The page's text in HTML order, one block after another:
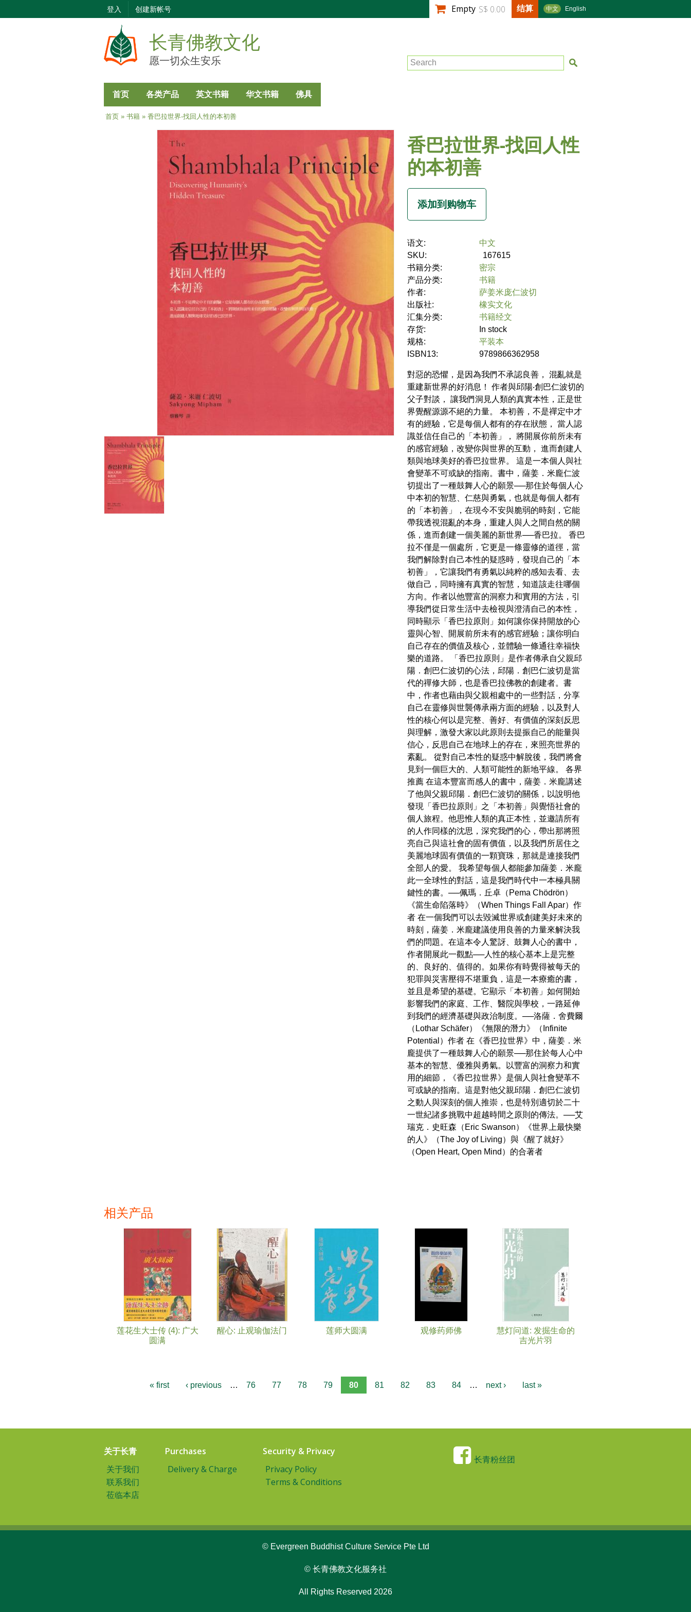
转
登入 创建新帐号 中文 English
Empty S$ 0.00 结算
长青佛教文化
愿一切众生安乐 Search
首页 各类产品 英文书籍 华文书籍 佛具
当前位置
首页» 书籍» 香巴拉世界-找回人性的本初善
香巴拉世界-找回人性
的本初善
语文:
中文
SKU:
167615
书籍分类:
密宗
产品分类:
书籍
作者:
萨姜米庞仁波切
出版社:
橡实文化
汇集分类:
书籍经文
存货:
In stock
规格:
平装本
ISBN13:
9789866362958
對惡的恐懼，是因為我們不承認良善， 混亂就是
重建新世界的好消息！ 作者與邱陽‧創巴仁波切的
父子對談， 讓我們洞見人類的真實本性，正是世
界覺醒源源不絕的力量。 本初善，不是禪定中才
有的經驗，它是每個人都有的存在狀態， 當人認
識並信任自己的「本初善」， 將開展你前所未有
的感官經驗，改變你與世界的互動， 進而創建人
類與地球美好的香巴拉世界。 這是一本個人與社
會變革不可或缺的指南。書中，薩姜．米龐仁波
切提出了一種鼓舞人心的願景──那住於每個人心
中本初的智慧、仁慈與勇氣，也就是每個人都有
的「本初善」，在現今不安與脆弱的時刻，它能
帶我透視混亂的本身，重建人與人之間自然的關
係，進而創建一個美麗的新世界──香巴拉。 香巴
拉不僅是一個處所，它更是一條靈修的道徑，當
我們解除對自己本性的疑惑時，發現自己的「本
初善」，它讓我們有勇氣以純粹的感知去看、去
做自己，同時擁有真實的智慧，知道該走往哪個
方向。作者以他豐富的洞察力和實用的方法，引
導我們從日常生活中去檢視與澄清自己的本性，
同時顯示「香巴拉原則」如何讓你保持開放的心
靈與心智、開展前所未有的感官經驗；讓你明白
自己存在的價值及核心，並體驗一條通往幸福快
樂的道路。 「香巴拉原則」是作者傳承自父親邱
陽．創巴仁波切的心法，邱陽．創巴仁波切是當
代的禪修大師，也是香巴拉佛教的創建者。書
中，作者也藉由與父親相處中的一些對話，分享
自己在靈修與世襲傳承兩方面的經驗，以及對人
性的核心何以是完整、善好、有價值的深刻反思
與理解，激發大家以此原則去提振自己的能量與
信心，反思自己在地球上的存在，來照亮世界的
紊亂。 從對自己本性的疑惑中解脫後，我們將會
見到一個巨大的、人類可能性的新地平線。 各界
推薦 在這本豐富而感人的書中，薩姜．米龐講述
了他與父親邱陽．創巴仁波切的關係，以說明他
發現「香巴拉原則」之「本初善」與覺悟社會的
個人旅程。他思惟人類的真正本性，並邀請所有
的人作同樣的沈思，深究我們的心，帶出那將照
亮自己與這社會的固有價值，以及我們所居住之
美麗地球固有價值的一顆寶珠，那就是連接我們
全部人的愛。 我希望每個人都能參加薩姜．米龐
此一全球性的對話，這是我們時代中一本極具關
鍵性的書。──佩瑪．丘卓（Pema Chödrön）
《當生命陷落時》（When Things Fall Apar）作
者 在一個我們可以去毀滅世界或創建美好未來的
時刻，薩姜．米龐建議使用良善的力量來解決我
們的問題。在這本令人驚訝、鼓舞人心的書中，
作者開展此一觀點──人性的核心基本上是完整
的、良好的、值得的。如果你有時覺得被每天的
犯罪與災害壓得不堪重負，這是一本療癒的書，
並且是希望的基礎。它顯示「本初善」如何開始
影響我們的家庭、工作、醫院與學校，一路延伸
到我們的經濟基礎與政治制度。──洛薩．舍費爾
（Lothar Schäfer）《無限的潛力》（Infinite
Potential）作者 在《香巴拉世界》中，薩姜．米
龐提供了一種鼓舞人心的願景──那住於每人心中
基本的智慧、優雅與勇氣。以豐富的洞察力和實
用的細節，《香巴拉世界》是個人與社會變革不
可或缺的指南。這是對他父親邱陽．創巴仁波切
之動人與深刻的個人推崇，也是特別適切於二十
一世紀諸多挑戰中超越時間之原則的傳法。──艾
瑞克．史旺森（Eric Swanson）《世界上最快樂
的人》（The Joy of Living）與《醒了就好》
（Open Heart, Open Mind）的合著者
相关产品
莲花生大士传 (4): 广大
圆满
醒心: 止观瑜伽法门 莲师大圆满 观修药师佛
慧灯问道: 发掘生命的
吉光片羽
页面
« first ‹ previous … 76 77 78 79 80 81 82 83 84 … next › last »
关于长青
关于我们
联系我们
莅临本店
Purchases
Delivery & Charge
Security & Privacy
Privacy Policy
Terms & Conditions
长青粉丝团
© Evergreen Buddhist Culture Service Pte Ltd
© 长青佛教文化服务社
All Rights Reserved 2026